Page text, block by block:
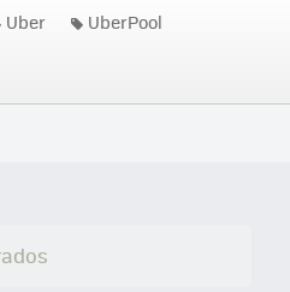
Uber UberPool